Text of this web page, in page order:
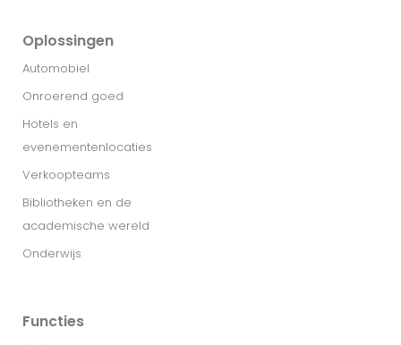
Oplossingen
Automobiel
Onroerend goed
Hotels en
evenementenlocaties
Verkoopteams
Bibliotheken en de
academische wereld
Onderwijs
Functies